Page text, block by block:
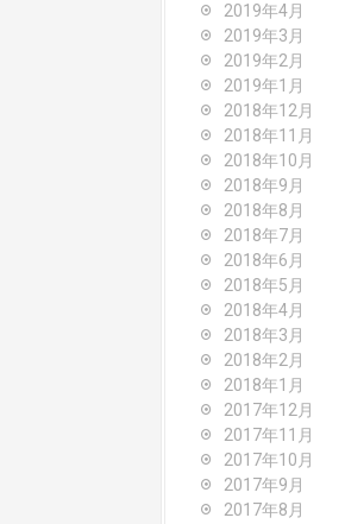
2019年4月
2019年3月
2019年2月
2019年1月
2018年12月
2018年11月
2018年10月
2018年9月
2018年8月
2018年7月
2018年6月
2018年5月
2018年4月
2018年3月
2018年2月
2018年1月
2017年12月
2017年11月
2017年10月
2017年9月
2017年8月